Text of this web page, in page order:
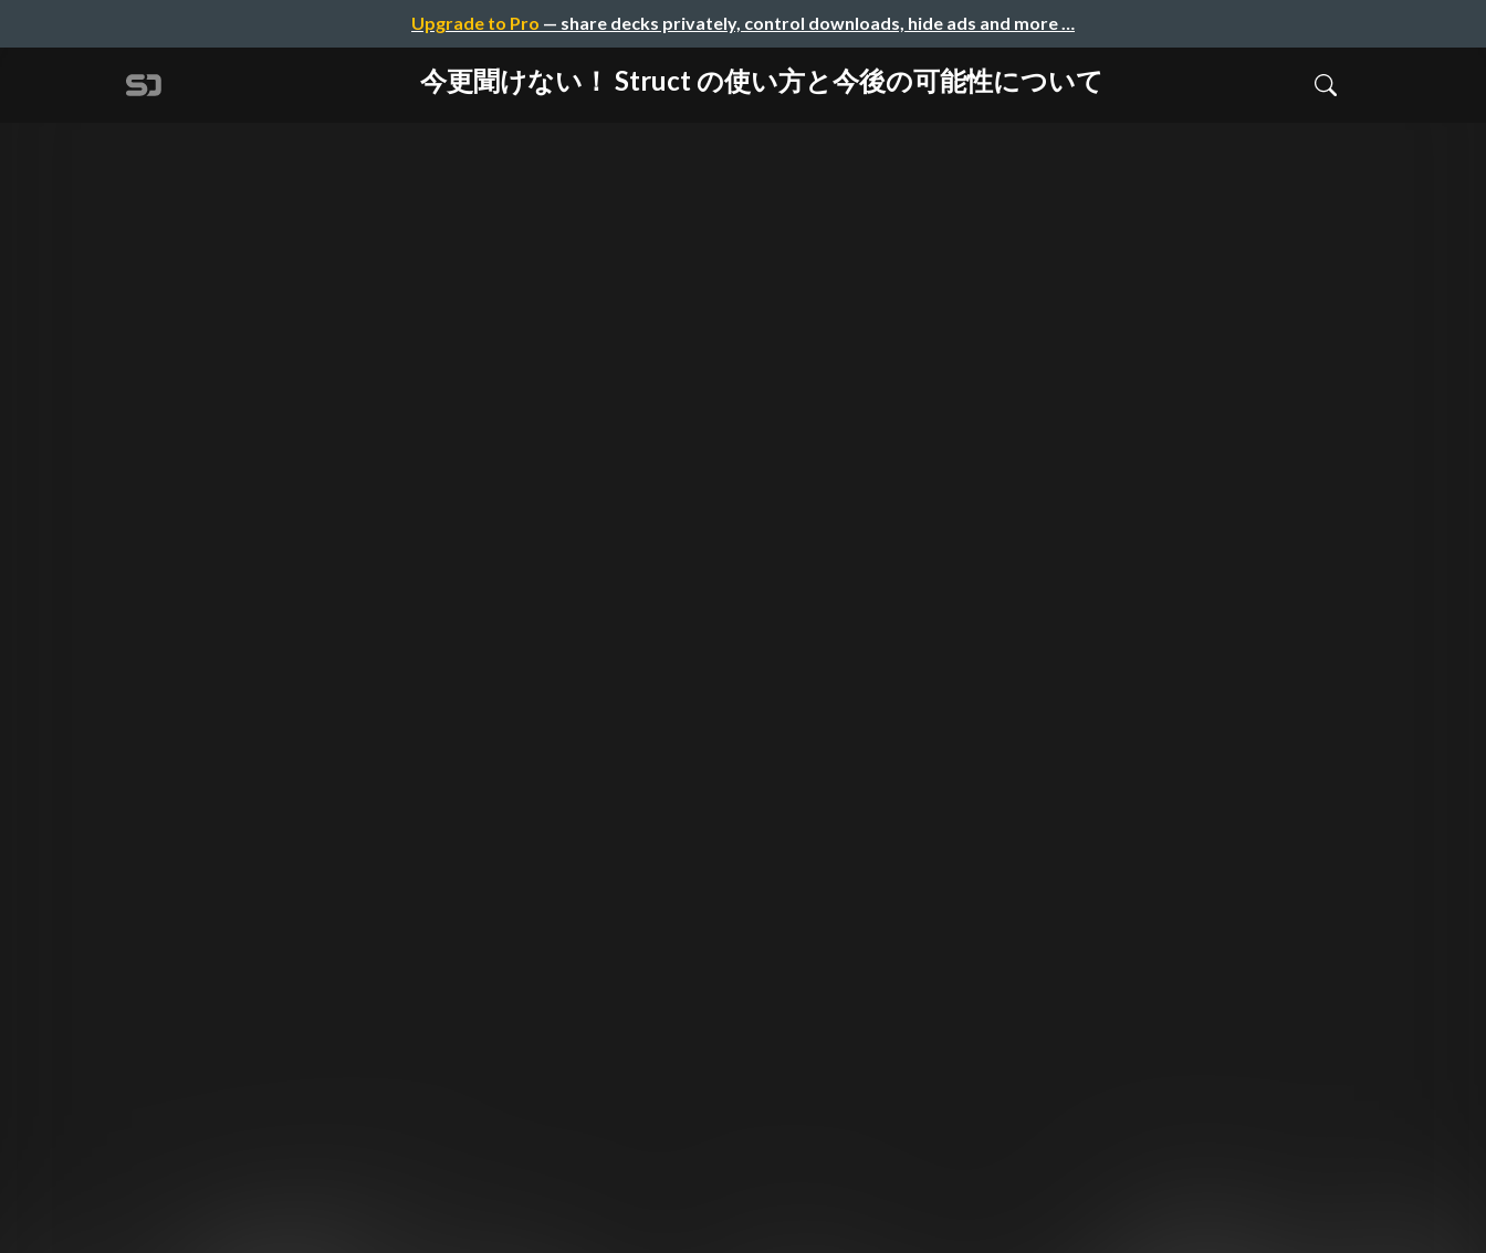
Upgrade to Pro — share decks privately, control downloads, hide ads and more …
今更聞けない！ Struct の使い方と今後の可能性について